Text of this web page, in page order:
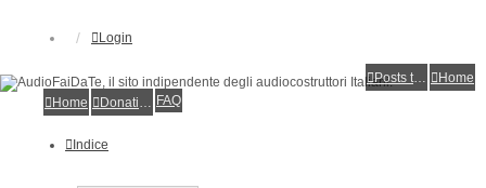
Login
Posts toplist
Home
Home
Donations FAQ
Indice